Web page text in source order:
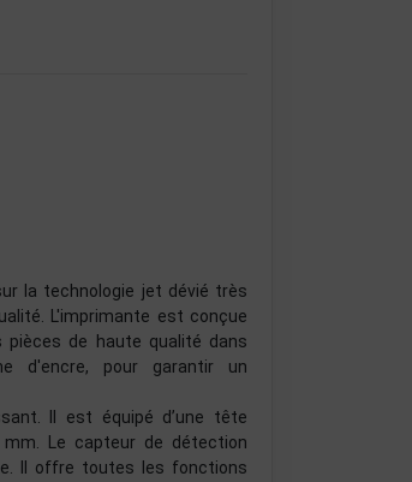
la technologie jet dévié très
L'imprimante est conçue
pièces de haute qualité dans
d'encre, pour garantir un
Il est équipé d’une tête
mm. Le capteur de détection
Il offre toutes les fonctions